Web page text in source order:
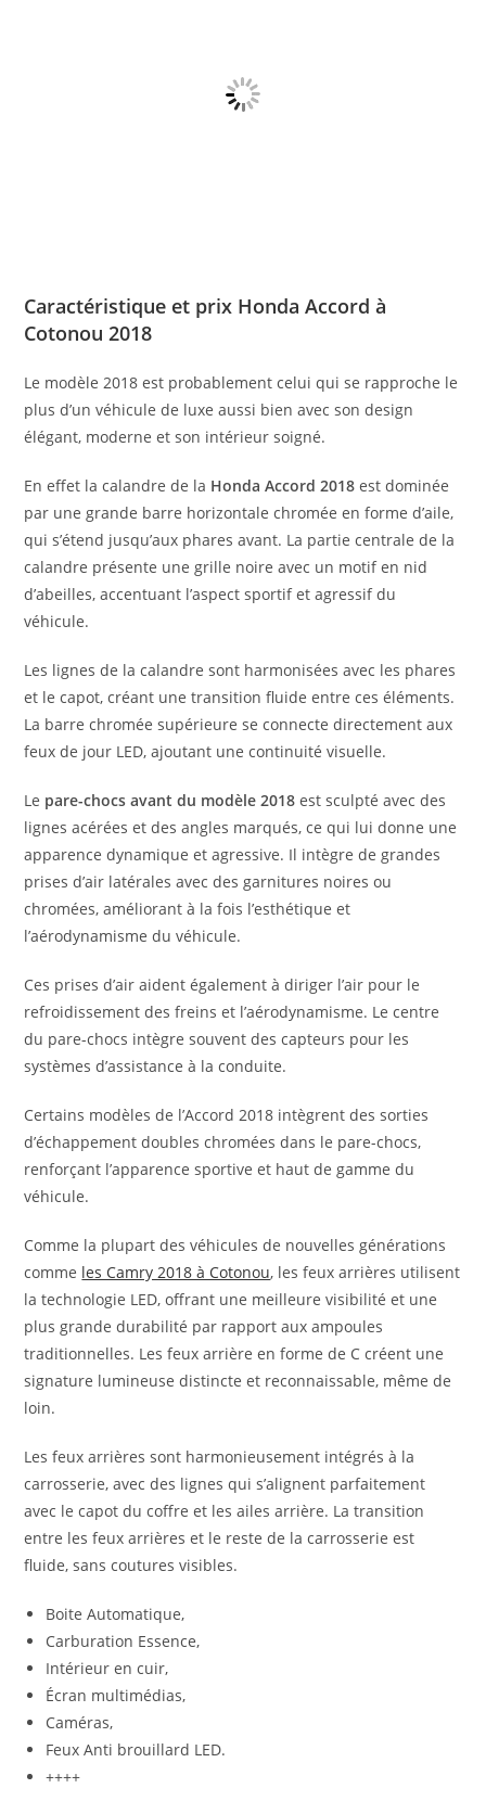
Caractéristique et prix Honda Accord à
Cotonou 2018
Le modèle 2018 est probablement celui qui se rapproche le
plus d’un véhicule de luxe aussi bien avec son design
élégant, moderne et son intérieur soigné.
En effet la calandre de la Honda Accord 2018 est dominée
par une grande barre horizontale chromée en forme d’aile,
qui s’étend jusqu’aux phares avant. La partie centrale de la
calandre présente une grille noire avec un motif en nid
d’abeilles, accentuant l’aspect sportif et agressif du
véhicule.
Les lignes de la calandre sont harmonisées avec les phares
et le capot, créant une transition fluide entre ces éléments.
La barre chromée supérieure se connecte directement aux
feux de jour LED, ajoutant une continuité visuelle.
Le pare-chocs avant du modèle 2018 est sculpté avec des
lignes acérées et des angles marqués, ce qui lui donne une
apparence dynamique et agressive. Il intègre de grandes
prises d’air latérales avec des garnitures noires ou
chromées, améliorant à la fois l’esthétique et
l’aérodynamisme du véhicule.
Ces prises d’air aident également à diriger l’air pour le
refroidissement des freins et l’aérodynamisme. Le centre
du pare-chocs intègre souvent des capteurs pour les
systèmes d’assistance à la conduite.
Certains modèles de l’Accord 2018 intègrent des sorties
d’échappement doubles chromées dans le pare-chocs,
renforçant l’apparence sportive et haut de gamme du
véhicule.
Comme la plupart des véhicules de nouvelles générations
comme les Camry 2018 à Cotonou, les feux arrières utilisent
la technologie LED, offrant une meilleure visibilité et une
plus grande durabilité par rapport aux ampoules
traditionnelles. Les feux arrière en forme de C créent une
signature lumineuse distincte et reconnaissable, même de
loin.
Les feux arrières sont harmonieusement intégrés à la
carrosserie, avec des lignes qui s’alignent parfaitement
avec le capot du coffre et les ailes arrière. La transition
entre les feux arrières et le reste de la carrosserie est
fluide, sans coutures visibles.
Boite Automatique,
Carburation Essence,
Intérieur en cuir,
Écran multimédias,
Caméras,
Feux Anti brouillard LED.
++++